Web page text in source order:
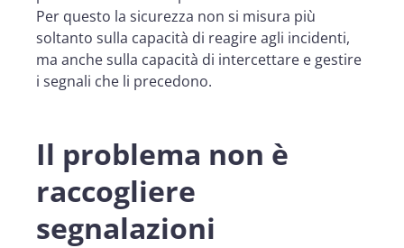
Per questo la sicurezza non si misura più
soltanto sulla capacità di reagire agli incidenti,
ma anche sulla capacità di intercettare e gestire
i segnali che li precedono.
Il problema non è
raccogliere
segnalazioni